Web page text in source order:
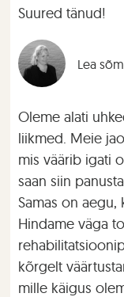
Suured tänud!
Lea
Oleme alati
liikmed. Meie
mis väärib igati
saan siin
Samas on aegu,
Hindame väga
kõrgelt
mille käigus